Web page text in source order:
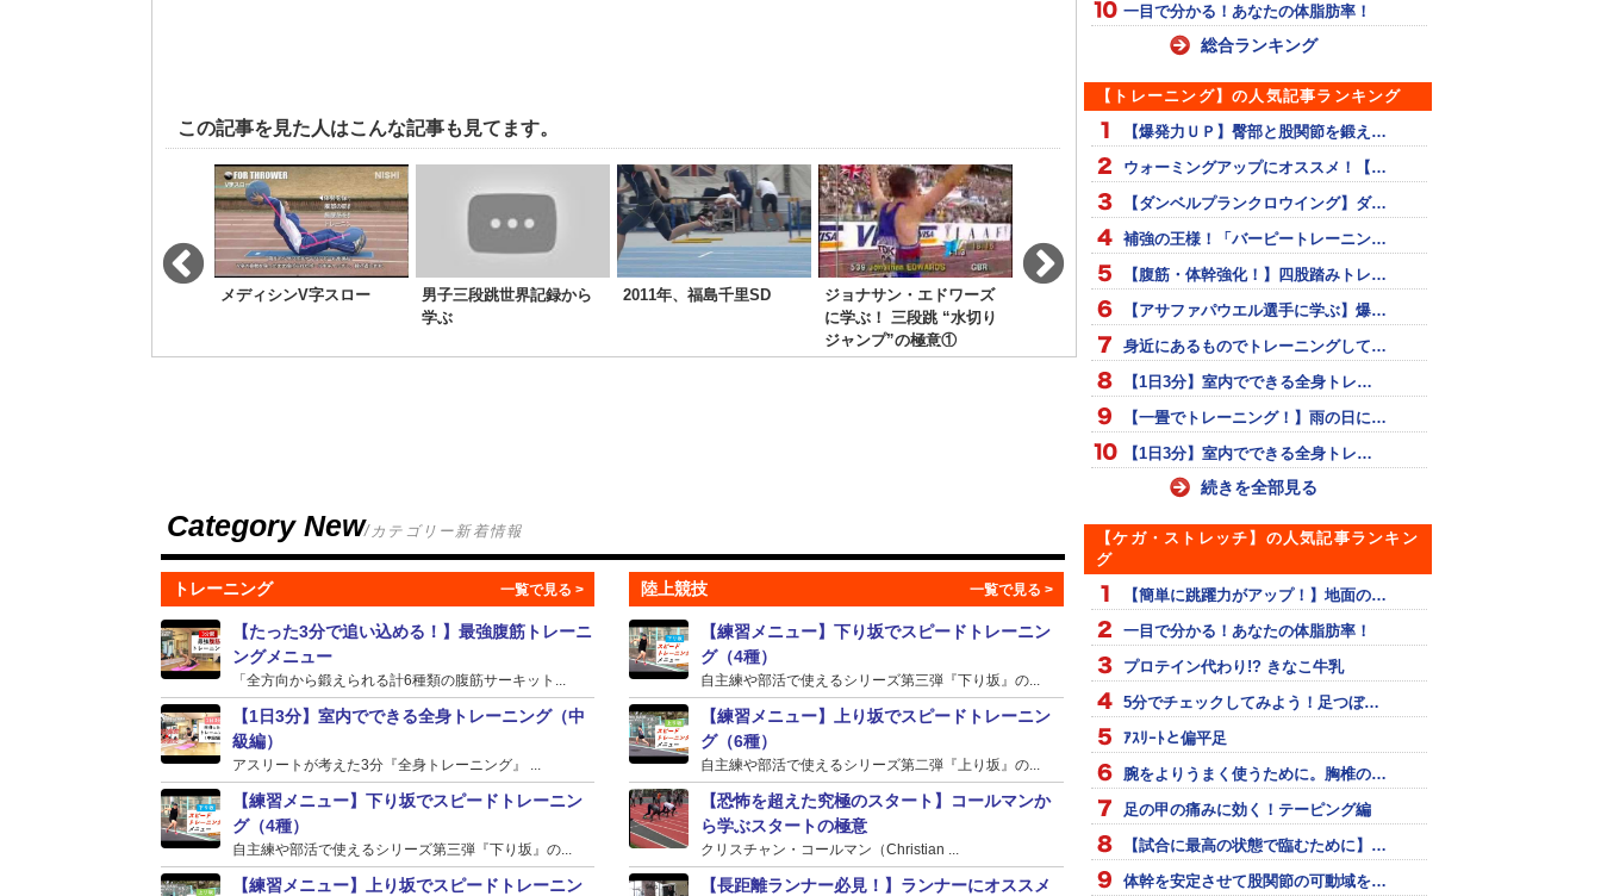
この記事を見た人はこんな記事も見てます。
メディシンV字スロー
男子三段跳世界記録から
学ぶ
2011年、福島千里SD
ジョナサン・エドワーズ
に学ぶ！ 三段跳 “水切り
ジャンプ”の極意①
股関節の速い切り替え動
作をギャロップ走で身に
つけよう！
より強い軸をつくる、片
足ハードルジャンプ
Category New/カテゴリー新着情報
トレーニング
【たった3分で追い込める！】最強腹筋トレーニ
ングメニュー
「全方向から鍛えられる計6種類の腹筋サーキット...
【1日3分】室内でできる全身トレーニング（中
級編）
アスリートが考えた3分『全身トレーニング』 ...
【練習メニュー】下り坂でスピードトレーニン
グ（4種）
自主練や部活で使えるシリーズ第三弾『下り坂』の...
【練習メニュー】上り坂でスピードトレーニン
陸上競技
【練習メニュー】下り坂でスピードトレーニン
グ（4種）
自主練や部活で使えるシリーズ第三弾『下り坂』の...
【練習メニュー】上り坂でスピードトレーニン
グ（6種）
自主練や部活で使えるシリーズ第二弾『上り坂』の...
【恐怖を超えた究極のスタート】コールマンか
ら学ぶスタートの極意
クリスチャン・コールマン（Christian ...
【長距離ランナー必見！】ランナーにオススメ
一目で分かる！あなたの体脂肪率！
総合ランキング
【トレーニング】の人気記事ランキング
【爆発力ＵＰ】臀部と股関節を鍛え…
ウォーミングアップにオススメ！【…
【ダンベルプランクロウイング】ダ…
補強の王様！「バーピートレーニン…
【腹筋・体幹強化！】四股踏みトレ…
【アサファパウエル選手に学ぶ】爆…
身近にあるものでトレーニングして…
【1日3分】室内でできる全身トレ…
【一畳でトレーニング！】雨の日に…
【1日3分】室内でできる全身トレ…
続きを全部見る
【ケガ・ストレッチ】の人気記事ランキン
グ
【簡単に跳躍力がアップ！】地面の…
一目で分かる！あなたの体脂肪率！
プロテイン代わり!? きなこ牛乳
5分でチェックしてみよう！足つぼ…
ｱｽﾘｰﾄと偏平足
腕をよりうまく使うために。胸椎の…
足の甲の痛みに効く！テーピング編
【試合に最高の状態で臨むために】…
体幹を安定させて股関節の可動域を…